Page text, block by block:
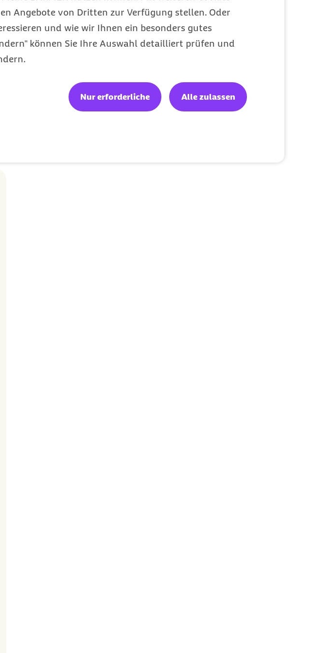
Angebote von Dritten zur Verfügung stellen. Oder
und wie wir Ihnen ein besonders gutes
können Sie Ihre Auswahl detailliert prüfen und
Nur erforderliche Alle zulassen
angewendet werden.
zu vermeiden. Bei schweren oder
aufgesucht werden, um andere Ursachen
harmlos und gut in den Griff zu
Sonnenschutz verwendet und